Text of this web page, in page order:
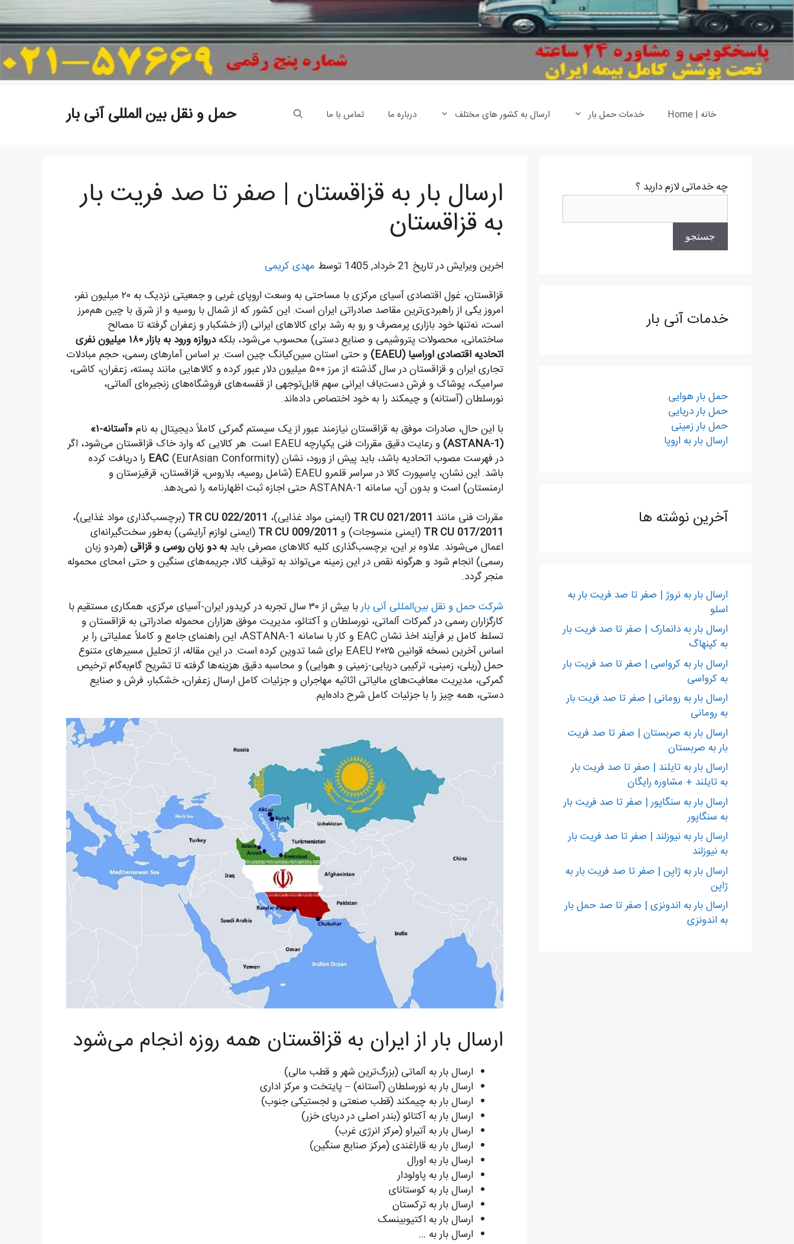
حمل و نقل بین المللی آنی بار خانه | Home خدمات حمل بار ارسال به کشور های مختلف درباره ما تماس با ما
ارسال بار به قزاقستان | صفر تا صد فریت بار
به قزاقستان
اخرین ویرایش در تاریخ 21 خرداد, 1405 توسط
مهدی کریمی
قزاقستان، غول اقتصادی آسیای مرکزی با مساحتی به وسعت اروپای غربی و جمعیتی نزدیک به ۲۰ میلیون نفر،
امروز یکی از راهبردی‌ترین مقاصد صادراتی ایران است. این کشور که از شمال با روسیه و از شرق با چین هم‌مرز
است، نه‌تنها خود بازاری پرمصرف و رو به رشد برای کالاهای ایرانی (از خشکبار و زعفران گرفته تا مصالح
ساختمانی، محصولات پتروشیمی و صنایع دستی) محسوب می‌شود، بلکه
دروازه ورود به بازار ۱۸۰ میلیون نفری
اتحادیه اقتصادی اوراسیا (EAEU)
و حتی استان سین‌کیانگ چین است. بر اساس آمارهای رسمی، حجم مبادلات
تجاری ایران و قزاقستان در سال گذشته از مرز ۵۰۰ میلیون دلار عبور کرده و کالاهایی مانند پسته، زعفران، کاشی،
سرامیک، پوشاک و فرش دست‌باف ایرانی سهم قابل‌توجهی از قفسه‌های فروشگاه‌های زنجیره‌ای آلماتی،
نورسلطان (آستانه) و چیمکند را به خود اختصاص داده‌اند.
با این حال، صادرات موفق به قزاقستان نیازمند عبور از یک سیستم گمرکی کاملاً دیجیتال به نام
«آستانه-۱»
(ASTANA-1)
و رعایت دقیق مقررات فنی یکپارچه EAEU است. هر کالایی که وارد خاک قزاقستان می‌شود، اگر
در فهرست مصوب اتحادیه باشد، باید پیش از ورود، نشان
EAC (EurAsian Conformity) را دریافت کرده
باشد. این نشان، پاسپورت کالا در سراسر قلمرو EAEU (شامل روسیه، بلاروس، قزاقستان، قرقیزستان و
ارمنستان) است و بدون آن، سامانه ASTANA-1 حتی اجازه ثبت اظهارنامه را نمی‌دهد.
مقررات فنی مانند TR CU 021/2011 (ایمنی مواد غذایی)، TR CU 022/2011 (برچسب‌گذاری مواد غذایی)،
TR CU 017/2011 (ایمنی منسوجات) و TR CU 009/2011 (ایمنی لوازم آرایشی) به‌طور سخت‌گیرانه‌ای
اعمال می‌شوند. علاوه بر این، برچسب‌گذاری کلیه کالاهای مصرفی باید به دو زبان روسی و قزاقی (هردو زبان
رسمی) انجام شود و هرگونه نقص در این زمینه می‌تواند به توقیف کالا، جریمه‌های سنگین و حتی امحای محموله
منجر گردد.
شرکت حمل و نقل بین‌المللی آنی بار
با بیش از ۳۰ سال تجربه در کریدور ایران-آسیای مرکزی، همکاری مستقیم با
کارگزاران رسمی در گمرکات آلماتی، نورسلطان و آکتائو، مدیریت موفق هزاران محموله صادراتی به قزاقستان و
تسلط کامل بر فرآیند اخذ نشان EAC و کار با سامانه ASTANA-1، این راهنمای جامع و کاملاً عملیاتی را بر
اساس آخرین نسخه قوانین ۲۰۲۵ EAEU برای شما تدوین کرده است. در این مقاله، از تحلیل مسیرهای متنوع
حمل (ریلی، زمینی، ترکیبی دریایی-زمینی و هوایی) و محاسبه دقیق هزینه‌ها گرفته تا تشریح گام‌به‌گام ترخیص
گمرکی، مدیریت معافیت‌های مالیاتی اثاثیه مهاجران و جزئیات کامل ارسال زعفران، خشکبار، فرش و صنایع
دستی، همه چیز را با جزئیات کامل شرح داده‌ایم.
ارسال بار از ایران به قزاقستان همه روزه انجام می‌شود
ارسال بار به آلماتی (بزرگ‌ترین شهر و قطب مالی)
ارسال بار به نورسلطان (آستانه) – پایتخت و مرکز اداری
ارسال بار به چیمکند (قطب صنعتی و لجستیکی جنوب)
ارسال بار به آکتائو (بندر اصلی در دریای خزر)
ارسال بار به آتیراو (مرکز انرژی غرب)
ارسال بار به قاراغندی (مرکز صنایع سنگین)
ارسال بار به اورال
ارسال بار به پاولودار
ارسال بار به کوستانای
ارسال بار به ترکستان
ارسال بار به اکتیوبینسک
ارسال بار به …
چه خدماتی لازم دارید ؟
جستجو
خدمات آنی بار
حمل بار هوایی
حمل بار دریایی
حمل بار زمینی
ارسال بار به اروپا
آخرین نوشته ها
ارسال بار به نروژ | صفر تا صد فریت بار به
اسلو
ارسال بار به دانمارک | صفر تا صد فریت بار
به کپنهاگ
ارسال بار به کرواسی | صفر تا صد فریت بار
به کرواسی
ارسال بار به رومانی | صفر تا صد فریت بار
به رومانی
ارسال بار به صربستان | صفر تا صد فریت
بار به صربستان
ارسال بار به تایلند | صفر تا صد فریت بار
به تایلند + مشاوره رایگان
ارسال بار به سنگاپور | صفر تا صد فریت بار
به سنگاپور
ارسال بار به نیوزلند | صفر تا صد فریت بار
به نیوزلند
ارسال بار به ژاپن | صفر تا صد فریت بار به
ژاپن
ارسال بار به اندونزی | صفر تا صد حمل بار
به اندونزی